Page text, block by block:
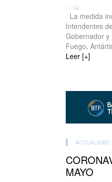
| -
La medida
Intendentes
Gobernador
Fuego,
Leer [+]
ACTUALIDAD
MAYO